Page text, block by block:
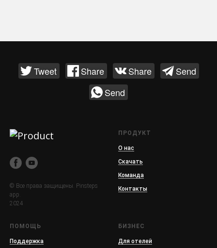
Tweet Share Share
Send
Send
© Все права защищены. Pinsteps
app.
2024
ПРОДУКТ
О нас
Скачать
Команда
Контакты
ПОМОЩЬ
Поддержка
БИЗНЕС
Для отелей